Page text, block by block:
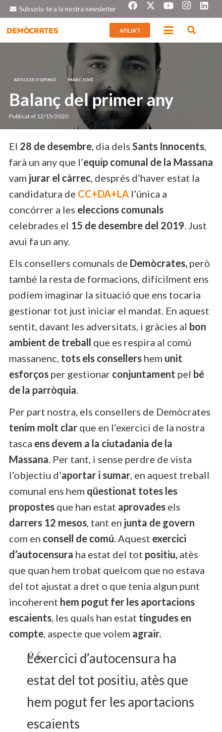
Subscriu-te a la nostra newsletter
AFILIA’T
ARTICLES D’OPINIÓ MARC JOVÉ
Balanç del primer any
Publicat el 12/15/2020
El 28 de desembre, dia dels Sants Innocents,
farà un any que l’equip comunal de la Massana
vam jurar el càrrec, després d’haver estat la
candidatura de CC+DA+LA l’única a
concórrer a les eleccions comunals
celebrades el 15 de desembre del 2019. Just
avui fa un any.
Els consellers comunals de Demòcrates, però
també la resta de formacions, difícilment ens
podíem imaginar la situació que ens tocaria
gestionar tot just iniciar el mandat. En aquest
sentit, davant les adversitats, i gràcies al bon
ambient de treball que es respira al comú
massanenc, tots els consellers hem unit
esforços per gestionar conjuntament pel bé
de la parròquia.
Per part nostra, els consellers de Demòcrates
tenim molt clar que en l’exercici de la nostra
tasca ens devem a la ciutadania de la
Massana. Per tant, i sense perdre de vista
l’objectiu d’aportar i sumar, en aquest treball
comunal ens hem qüestionat totes les
propostes que han estat aprovades els
darrers 12 mesos, tant en junta de govern
com en consell de comú. Aquest exercici
d’autocensura ha estat del tot positiu, atès
que quan hem trobat quelcom que no estava
del tot ajustat a dret o que tenia algun punt
incoherent hem pogut fer les aportacions
escaients, les quals han estat tingudes en
compte, aspecte que volem agrair.
L’exercici d’autocensura ha
estat del tot positiu, atès que
hem pogut fer les aportacions
escaients